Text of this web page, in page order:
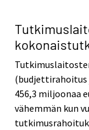
(budjettirahoitus
456,3 miljoonaa
vähemmän kun